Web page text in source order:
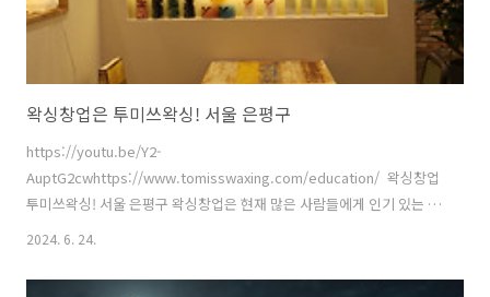
왁싱창업은 투미쓰왁싱! 서울 은평구
https://youtu.be/Y2-
AuptG2cwhttps://www.tomisswaxing.com/education/ 왁싱창업
투미쓰왁싱! 서울 은평구 왁싱창업은 현재 많은 사람들에게 인기 있는 사
업 아이템 중 하나로 자리매김하고 있습니다 그중에서도 '투미쓰왁싱'은
습니다 왁싱 서비스는 남녀 모두에게 필요한 미용 서비스로, 고객들에게
2024. 6. 24.